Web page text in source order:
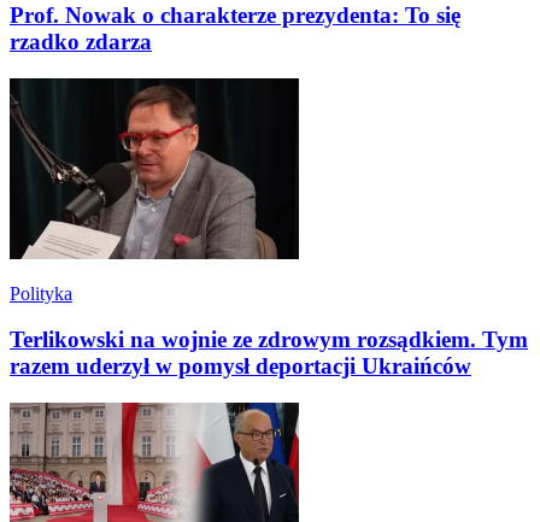
Prof. Nowak o charakterze prezydenta: To się
rzadko zdarza
Polityka
Terlikowski na wojnie ze zdrowym rozsądkiem. Tym
razem uderzył w pomysł deportacji Ukraińców